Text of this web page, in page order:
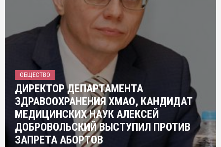
ОБЩЕСТВО
ДИРЕКТОР ДЕПАРТАМЕНТА
ЗДРАВООХРАНЕНИЯ ХМАО, КАНДИДАТ
МЕДИЦИНСКИХ НАУК АЛЕКСЕЙ
ДОБРОВОЛЬСКИЙ ВЫСТУПИЛ ПРОТИВ
ЗАПРЕТА АБОРТОВ